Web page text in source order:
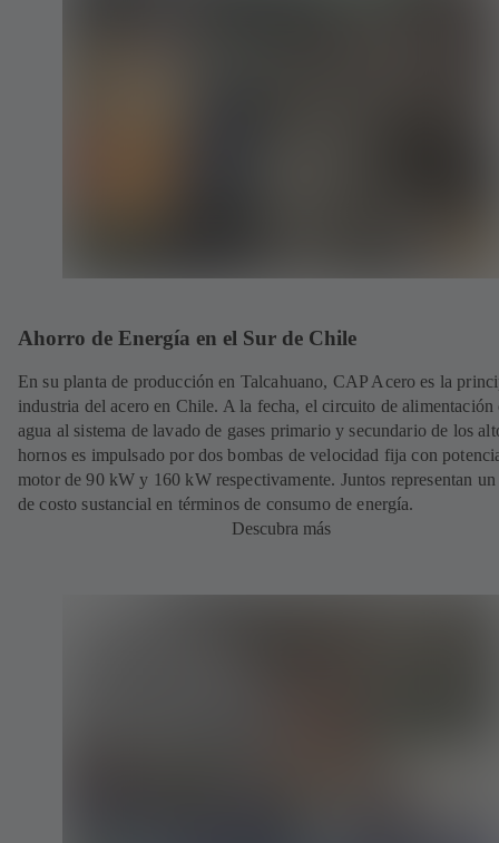
Ahorro de Energía en el Sur de Chile
En su planta de producción en Talcahuano, CAP Acero es la
industria del acero en Chile. A la fecha, el circuito de alimentación
agua al sistema de lavado de gases primario y secundario de los
hornos es impulsado por dos bombas de velocidad fija con
motor de 90 kW y 160 kW respectivamente. Juntos representan
de costo sustancial en términos de consumo de energía.
Descubra más